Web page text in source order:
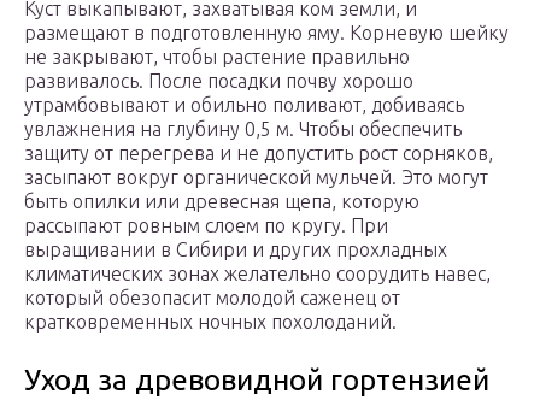
Куст выкапывают, захватывая ком земли, и
размещают в подготовленную яму. Корневую шейку
не закрывают, чтобы растение правильно
развивалось. После посадки почву хорошо
утрамбовывают и обильно поливают, добиваясь
увлажнения на глубину 0,5 м. Чтобы обеспечить
защиту от перегрева и не допустить рост сорняков,
засыпают вокруг органической мульчей. Это могут
быть опилки или древесная щепа, которую
рассыпают ровным слоем по кругу. При
выращивании в Сибири и других прохладных
климатических зонах желательно соорудить навес,
который обезопасит молодой саженец от
кратковременных ночных похолоданий.
Уход за древовидной гортензией